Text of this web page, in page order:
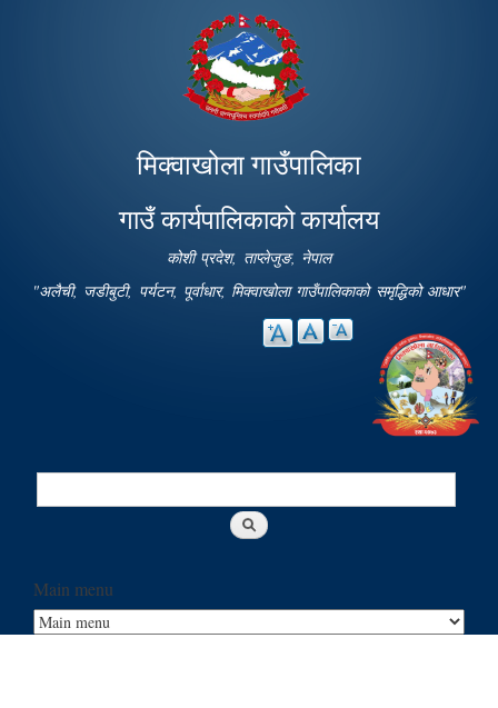
main
content
मिक्वाखोला गाउँपालिका
गाउँ कार्यपालिकाको कार्यालय
कोशी प्रदेश, ताप्लेजुङ, नेपाल
"अलैची, जडीबुटी, पर्यटन, पूर्वाधार, मिक्वाखोला गाउँपालिकाको समृद्धिको आधार"
Search
Main menu